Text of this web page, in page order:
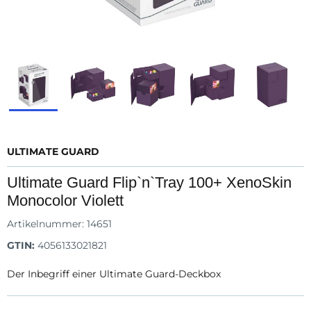
ULTIMATE GUARD
Ultimate Guard Flip`n`Tray 100+ XenoSkin
Monocolor Violett
Artikelnummer: 14651
GTIN: 4056133021821
Der Inbegriff einer Ultimate Guard-Deckbox